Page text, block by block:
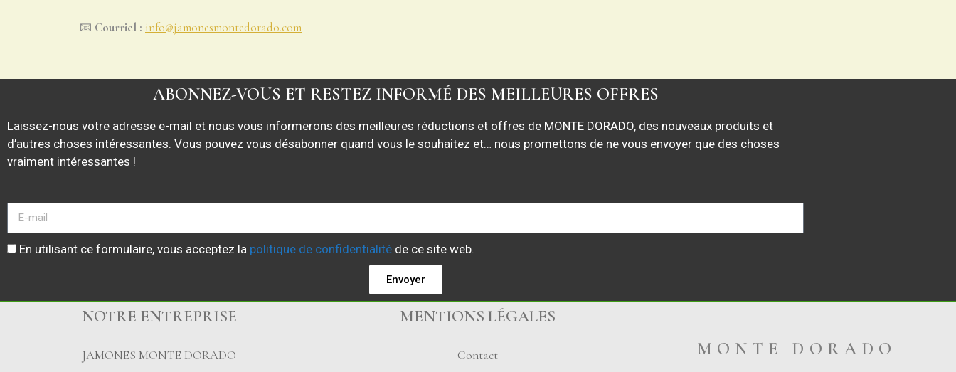
📧 Courriel : info@jamonesmontedorado.com
ABONNEZ-VOUS ET RESTEZ INFORMÉ DES MEILLEURES OFFRES
Laissez-nous votre adresse e-mail et nous vous informerons des meilleures réductions et offres de MONTE DORADO, des nouveaux produits et
d’autres choses intéressantes. Vous pouvez vous désabonner quand vous le souhaitez et… nous promettons de ne vous envoyer que des choses
vraiment intéressantes !
En utilisant ce formulaire, vous acceptez la politique de confidentialité de ce site web.
Envoyer
NOTRE ENTREPRISE
JAMONES MONTE DORADO
MENTIONS LÉGALES
Contact MONTE DORADO